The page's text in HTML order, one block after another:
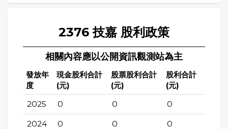
2376 技嘉 股利政策
相關內容應以公開資訊觀測站為主
發放年
度
現金股利合計
(元)
股票股利合計
(元)
股利合計
(元)
2025 0 0 0
2024 0 0 0